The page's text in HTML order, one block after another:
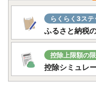
らくらく3ステ
ふるさと納税
控除上限額の
控除シミュレ